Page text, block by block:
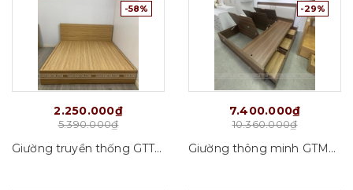
-58%
2.250.000₫
5.390.000₫
Giường truyền thống GTT01_VD01
-29%
7.400.000₫
10.360.000₫
Giường thông minh GTM02_VD01